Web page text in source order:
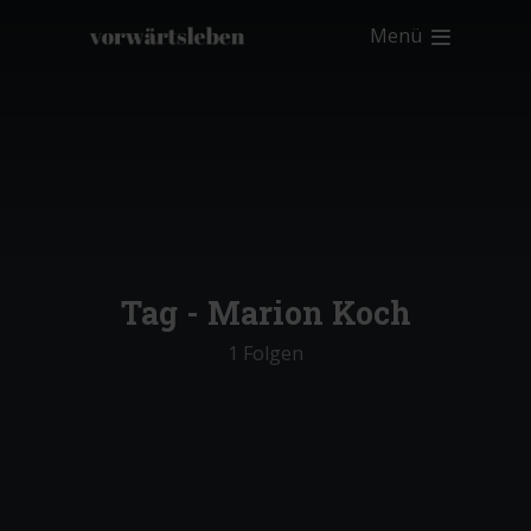
Menü
Tag - Marion Koch
1 Folgen